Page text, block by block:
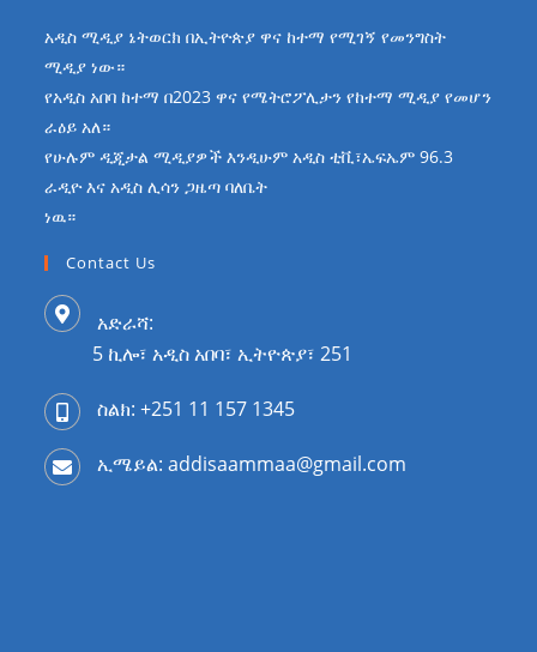
አዲስ ሚዲያ ኔትወርክ በኢትዮጵያ ዋና ከተማ የሚገኝ የመንግስት
ሚዲያ ነው።
የአዲስ አበባ ከተማ በ2023 ዋና የሜትሮፖሊታን የከተማ ሚዲያ የመሆን
ራዕይ አለ።
የሁሉም ዲጂታል ሚዲያዎች እንዲሁም አዲስ ቲቪ፣ኤፍኤም 96.3
ራዲዮ እና አዲስ ሊሳን ጋዜጣ ባለቤት
ነዉ።
Contact Us
አድራሻ:
5 ኪሎ፣ አዲስ አበባ፣ ኢትዮጵያ፣ 251
ስልክ: +251 11 157 1345
ኢሜይል: addisaammaa@gmail.com